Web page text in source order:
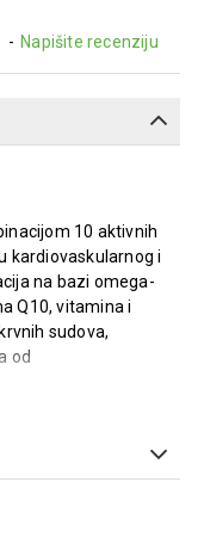
- Napišite recenziju
10 aktivnih
kardiovaskularnog i
na bazi omega-
Q10, vitamina i
sudova,
od
Q10 i astaksantin